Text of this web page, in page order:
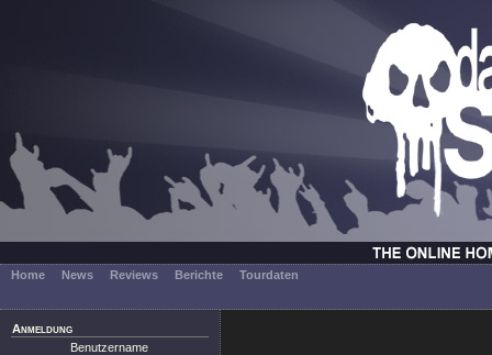
Home News Reviews Berichte Tourdaten
Anmeldung
Benutzername